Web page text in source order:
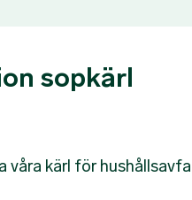
sopkärl
våra kärl för